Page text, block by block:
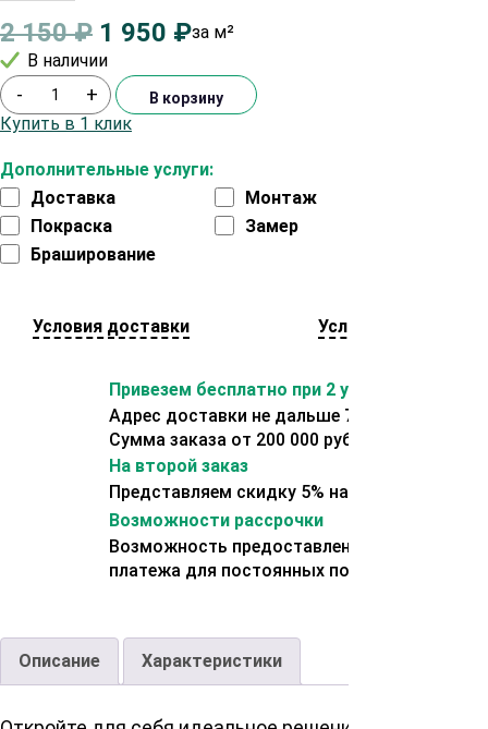
2 150₽ 1 950 ₽за м²
В наличии
Дополнительные услуги:
Доставка
Монтаж
Покраска
Замер
Браширование
- + В корзину
Купить в 1 клик
Условия доставки Условия оплаты
Привезем бесплатно при 2 условиях:
Адрес доставки не дальше 70 км от склада.
Сумма заказа от 200 000 рублей.
На второй заказ
Представляем скидку 5% на второй заказ
Возможности рассрочки
Возможность предоставления отсрочки
платежа для постоянных покупателей.
Описание Характеристики